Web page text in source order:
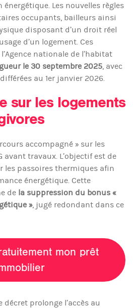
Les nouvelles règles
occupants, bailleurs ainsi
disposant d’un droit réel
d’un logement. Ces
nationale de l’habitat
le 30 septembre 2025, avec
au 1er janvier 2026.
sur les logements
accompagné » sur les
avant travaux. L’objectif est de
les passoires thermiques afin
énergétique. Cette
de la suppression du bonus «
», jugé redondant dans ce
mon prêt
prolonge l’accès au